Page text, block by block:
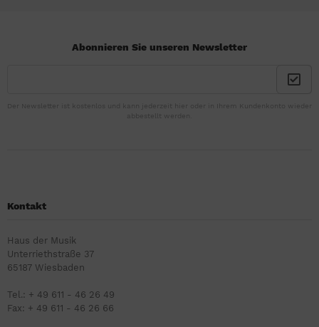
Abonnieren Sie unseren Newsletter
Der Newsletter ist kostenlos und kann jederzeit hier oder in Ihrem Kundenkonto wieder
abbestellt werden.
Kontakt
Haus der Musik
Unterriethstraße 37
65187 Wiesbaden
Tel.: + 49 611 - 46 26 49
Fax: + 49 611 - 46 26 66